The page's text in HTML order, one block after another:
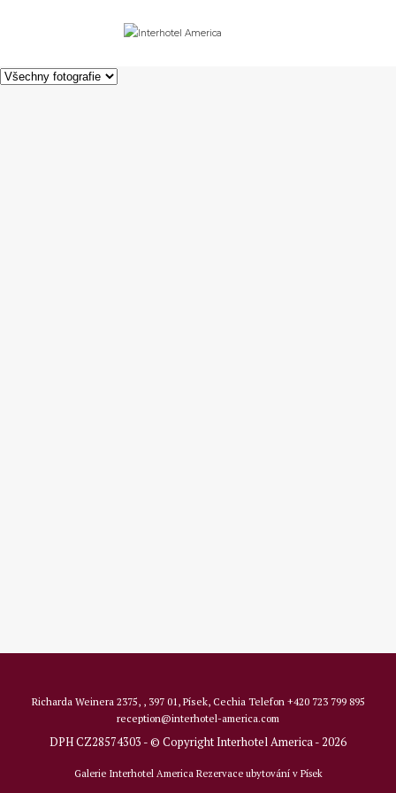
Richarda Weinera 2375, , 397 01, Písek, Cechia Telefon +420 723 799 895
reception@interhotel-america.com
DPH CZ28574303 - © Copyright Interhotel America - 2026
Galerie Interhotel America Rezervace ubytování v Písek